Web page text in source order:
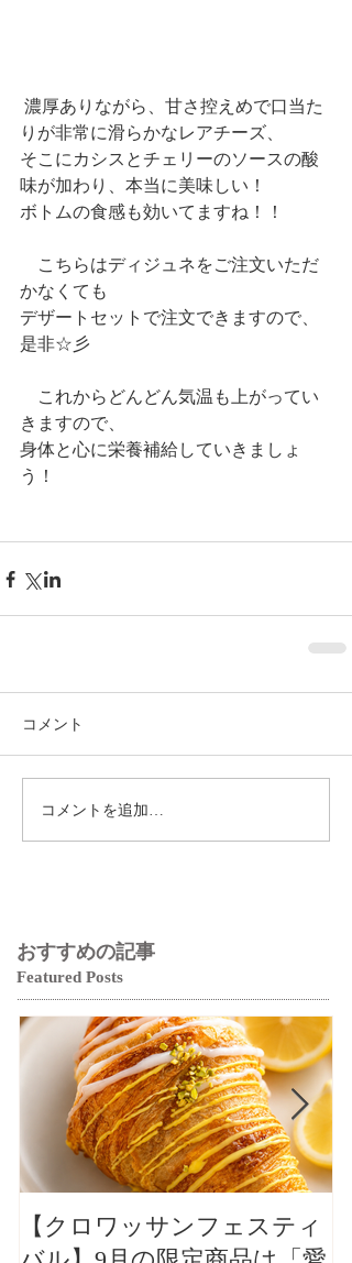
りが非常に滑らかなレアチーズ、
そこにカシスとチェリーのソースの酸
味が加わり、本当に美味しい！
ボトムの食感も効いてますね！！
こちらはディジュネをご注文いただ
かなくても
デザートセットで注文できますので、
是非☆彡
これからどんどん気温も上がってい
きますので、
身体と心に栄養補給していきましょ
う！
コメント
コメントを追加…
おすすめの記事
Featured Posts
【クロワッサンフェスティ